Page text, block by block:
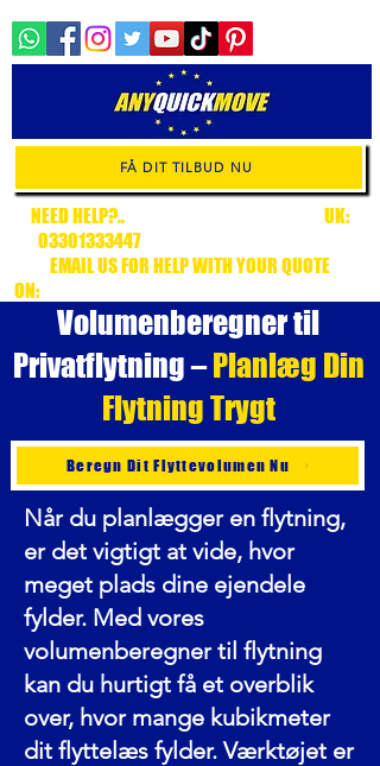
FÅ DIT TILBUD NU
NEED HELP?..
UK:
03301333447/ EUROPE:
EMAIL US FOR HELP WITH YOUR QUOTE
ON:
Volumenberegner til
Privatflytning–Planlæg Din
Flytning Trygt
Beregn Dit Flyttevolumen Nu
Når du planlægger en flytning,
er det vigtigt at vide, hvor
meget plads dine ejendele
fylder. Med vores
volumenberegner til flytning
kan du hurtigt få et overblik
over, hvor mange kubikmeter
dit flyttelæs fylder. Værktøjet er